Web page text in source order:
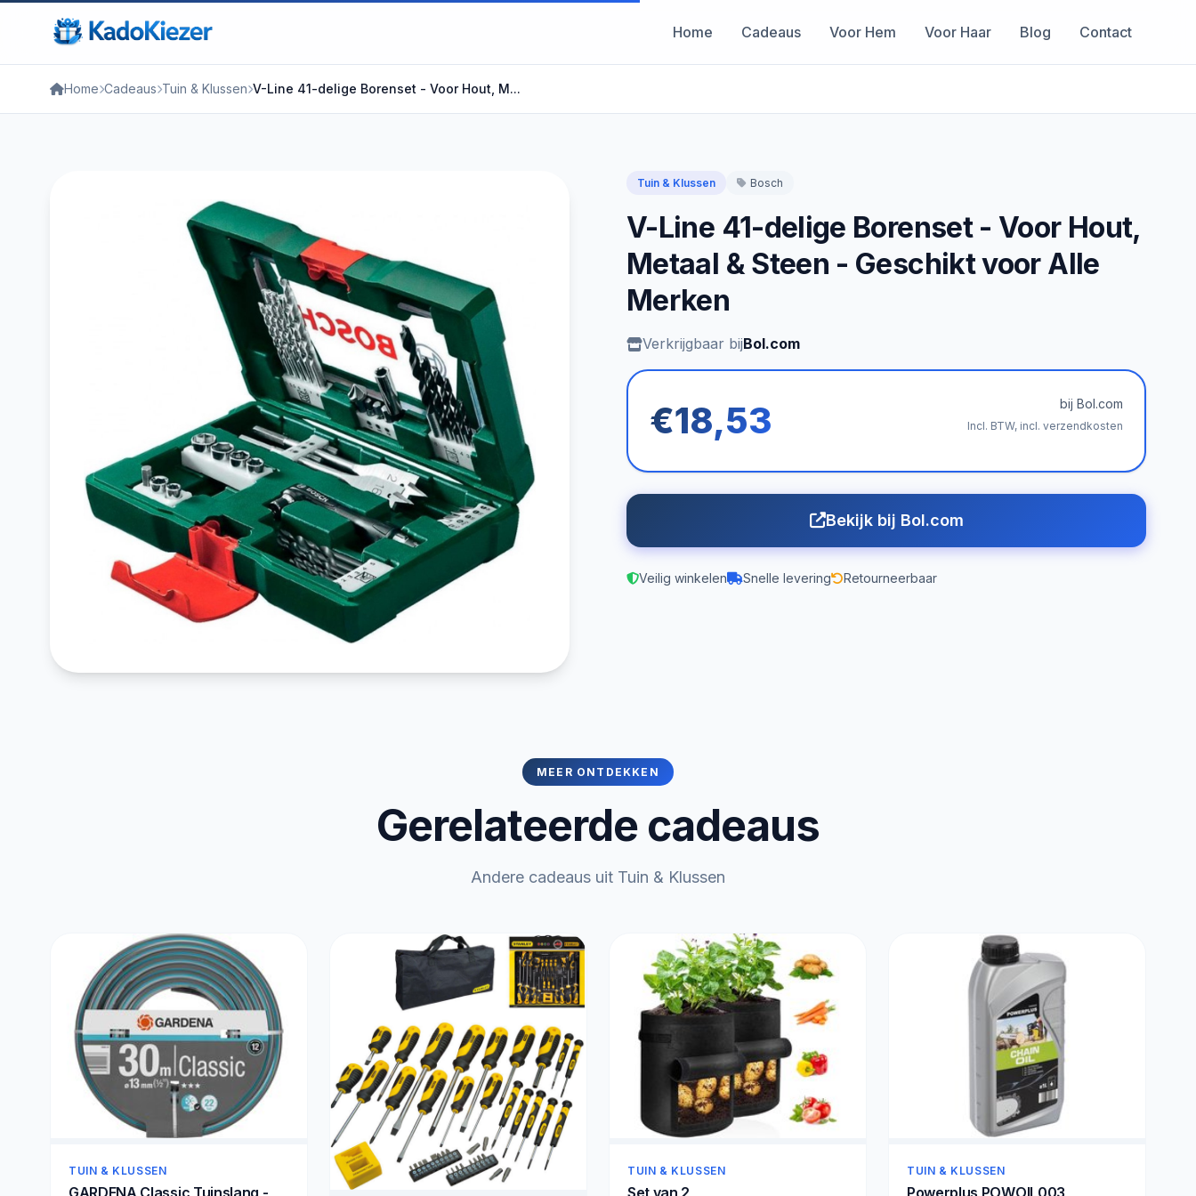
Home Cadeaus Voor Hem Voor Haar Blog Contact
Home Cadeaus Tuin & Klussen V-Line 41-delige Borenset - Voor Hout, M...
Tuin & Klussen Bosch
V-Line 41-delige Borenset - Voor Hout,
Metaal & Steen - Geschikt voor Alle
Merken
Verkrijgbaar bijBol.com
€18,53 bij Bol.com
Incl. BTW, incl. verzendkosten
Bekijk bij Bol.com
Veilig winkelen Snelle levering Retourneerbaar
MEER ONTDEKKEN
Gerelateerde cadeaus
Andere cadeaus uit Tuin & Klussen
TUIN & KLUSSEN TUIN & KLUSSEN TUIN & KLUSSEN